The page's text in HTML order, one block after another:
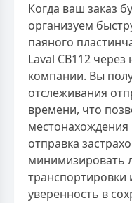
Когда ваш заказ
организуем
паяного
Laval CB112
компании. Вы
отслеживания
времени, что
отправка
минимизировать
уверенность в